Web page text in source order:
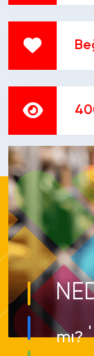
olur
Türk
ila %30
mı?